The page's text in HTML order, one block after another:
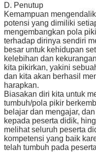
D. Penutup
Kemampuan
potensi yang dimiliki
mengembangkan pola
terhadap dirinya sendiri
besar untuk kehidupan
kelebihan dan
kita pikirkan, yakini
dan kita akan berhasil
harapkan.
Biasakan diri kita untuk
tumbuh/pola pikir
belajar dan mengajar,
kepada peserta didik,
melihat seluruh peserta
kompetensi yang baik
telah tumbuh pada